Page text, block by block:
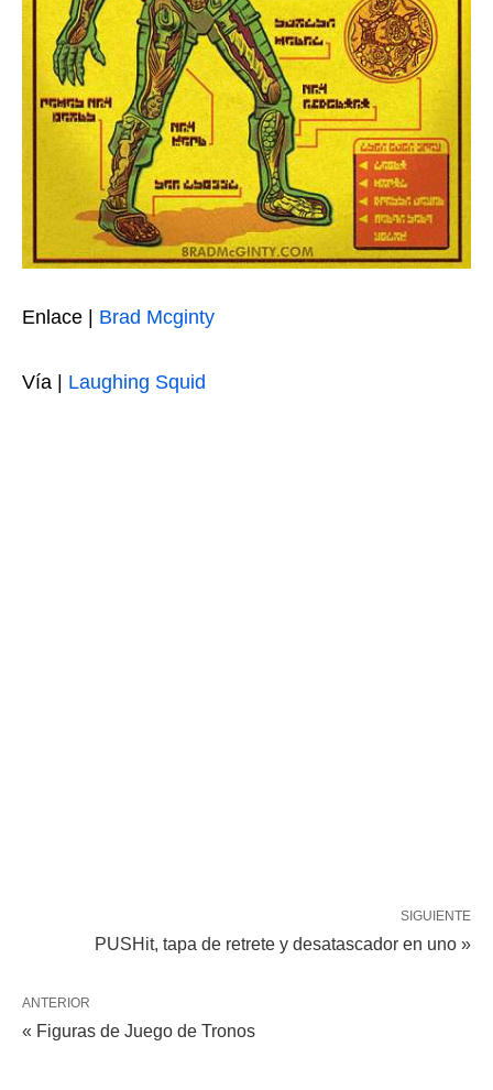
Enlace | Brad Mcginty
Vía | Laughing Squid
SIGUIENTE
PUSHit, tapa de retrete y desatascador en uno »
ANTERIOR
« Figuras de Juego de Tronos